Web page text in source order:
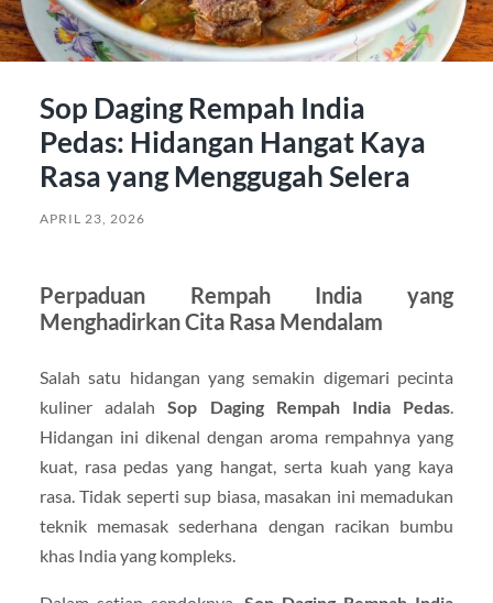
Sop Daging Rempah India
Pedas: Hidangan Hangat Kaya
Rasa yang Menggugah Selera
APRIL 23, 2026
Perpaduan Rempah India yang
Menghadirkan Cita Rasa Mendalam
Salah satu hidangan yang semakin digemari pecinta
kuliner adalahSop Daging Rempah India Pedas
Hidangan ini dikenal dengan aroma rempahnya yang
kuat, rasa pedas yang hangat, serta kuah yang kaya
rasa. Tidak seperti sup biasa, masakan ini memadukan
teknik memasak sederhana dengan racikan bumbu
khas India yang kompleks.